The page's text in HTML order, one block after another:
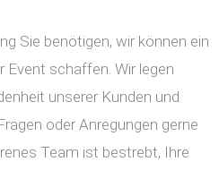
Sie benötigen, wir können ein
Event schaffen. Wir legen
unserer Kunden und
oder Anregungen gerne
Team ist bestrebt, Ihre